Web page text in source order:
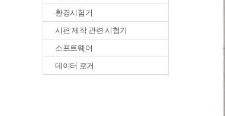
환경시험기
시편 제작 관련 시험기
소프트웨어
데이터 로거